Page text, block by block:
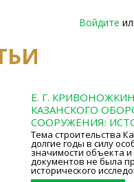
Войдите
Е. Г.
КАЗАНСКОГО
СООРУЖЕНИЯ:
Тема строительства
долгие годы в силу
значимости объекта и
документов не была
исторического